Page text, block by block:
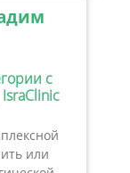
с
или